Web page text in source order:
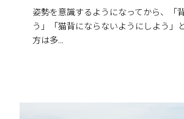
姿勢を意識するようになってから、「
う」「猫背にならないようにしよう」
方は多...